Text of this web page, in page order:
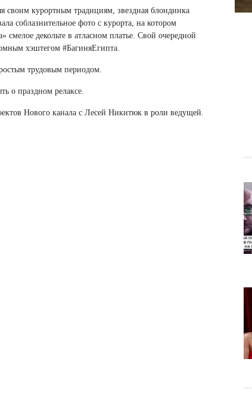
своим курортным традициям, звездная блондинка
соблазнительное фото с курорта, на котором
смелое декольте в атласном платье. Свой очередной
хэштегом #БагиняЕгипта.
трудовым периодом.
о праздном релаксе.
Нового канала с Лесей Никитюк в роли ведущей.